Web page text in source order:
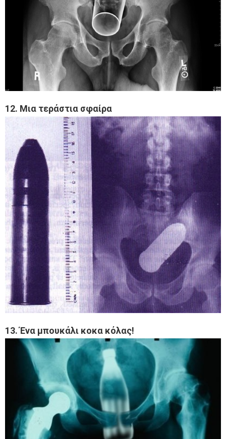
12. Μια τεράστια σφαίρα
13. Ένα μπουκάλι κοκα κόλας!